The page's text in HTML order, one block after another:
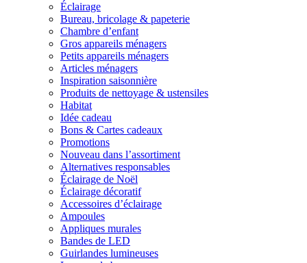
Éclairage
Bureau, bricolage & papeterie
Chambre d’enfant
Gros appareils ménagers
Petits appareils ménagers
Articles ménagers
Inspiration saisonnière
Produits de nettoyage & ustensiles
Habitat
Idée cadeau
Bons & Cartes cadeaux
Promotions
Nouveau dans l’assortiment
Alternatives responsables
Éclairage de Noël
Éclairage décoratif
Accessoires d’éclairage
Ampoules
Appliques murales
Bandes de LED
Guirlandes lumineuses